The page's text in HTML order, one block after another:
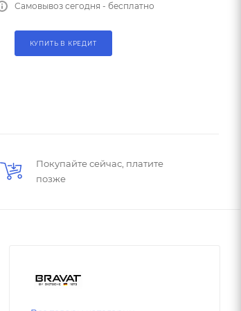
Самовывоз сегодня - бесплатно
КУПИТЬ В КРЕДИТ
Покупайте сейчас, платите
позже